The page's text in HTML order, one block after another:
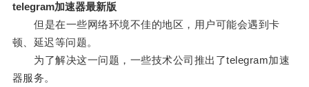
telegram加速器最新版
但是在一些网络环境不佳的地区，用户可能会遇到卡
顿、延迟等问题。
为了解决这一问题，一些技术公司推出了telegram加速
器服务。